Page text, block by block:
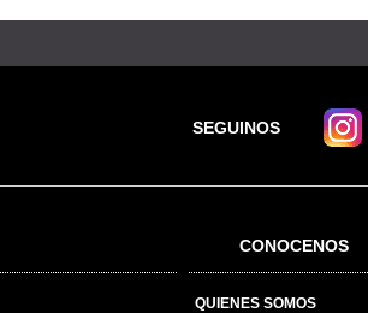
SEGUINOS
CONOCENOS
QUIENES SOMOS